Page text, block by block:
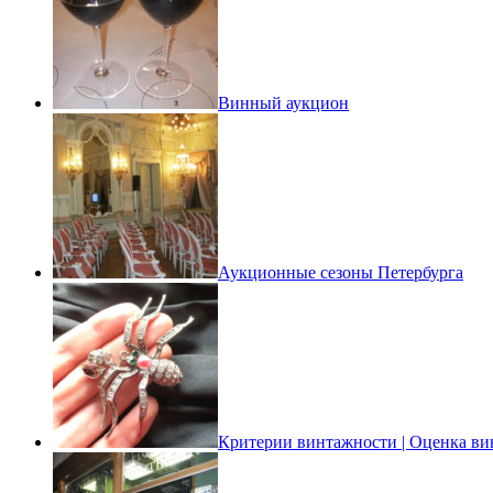
Винный аукцион
Аукционные сезоны Петербурга
Критерии винтажности | Оценка